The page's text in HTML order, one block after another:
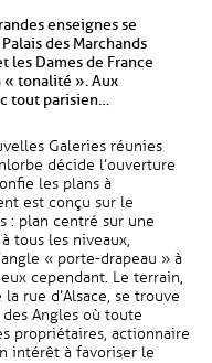
enseignes se
des Marchands
les Dames de France
« tonalité ». Aux
tout parisien…
Galeries réunies
décide l’ouverture
les plans à
est conçu sur le
: plan centré sur une
tous les niveaux,
« porte-drapeau » à
cependant. Le terrain,
rue d’Alsace, se trouve
Angles où toute
propriétaires, actionnaire
intérêt à favoriser le